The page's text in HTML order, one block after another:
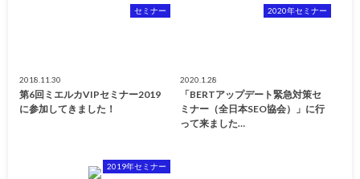
セミナー
2018.11.30
第6回ミエルカVIPセミナー2019
に参加してきました！
2020年セミナー
2020.1.28
「BERTアップデート緊急対策セ
ミナー（全日本SEO協会）」に行
って来ました…
2019年セミナー